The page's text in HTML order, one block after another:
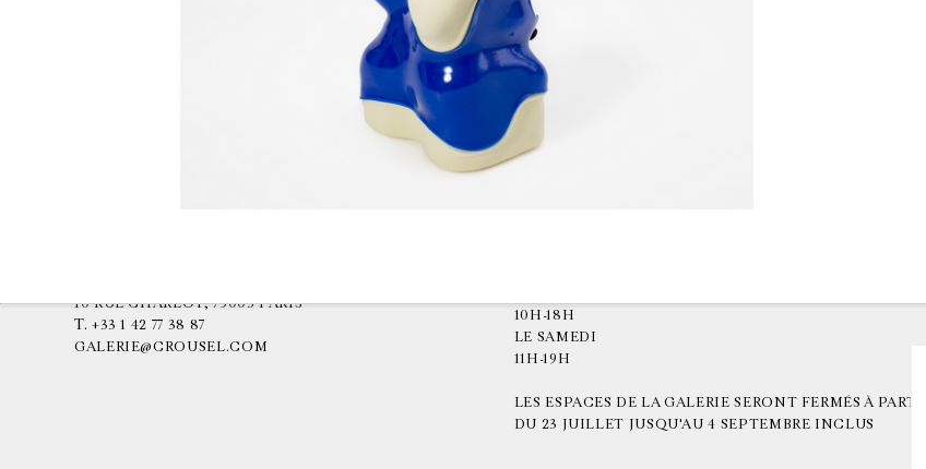
10 RUE CHARLOT, 75003 PARIS
T. +33 1 42 77 38 87
GALERIE@CROUSEL.COM
10H-18H
LE SAMEDI
11H-19H
LES ESPACES DE LA GALERIE SERONT FERMÉS À PARTIR
DU 23 JUILLET JUSQU'AU 4 SEPTEMBRE INCLUS